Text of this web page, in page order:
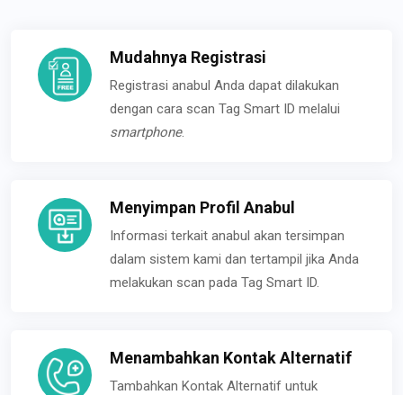
Mudahnya Registrasi
Registrasi anabul Anda dapat dilakukan
dengan cara scan Tag Smart ID melalui
smartphone.
Menyimpan Profil Anabul
Informasi terkait anabul akan tersimpan
dalam sistem kami dan tertampil jika Anda
melakukan scan pada Tag Smart ID.
Menambahkan Kontak Alternatif
Tambahkan Kontak Alternatif untuk